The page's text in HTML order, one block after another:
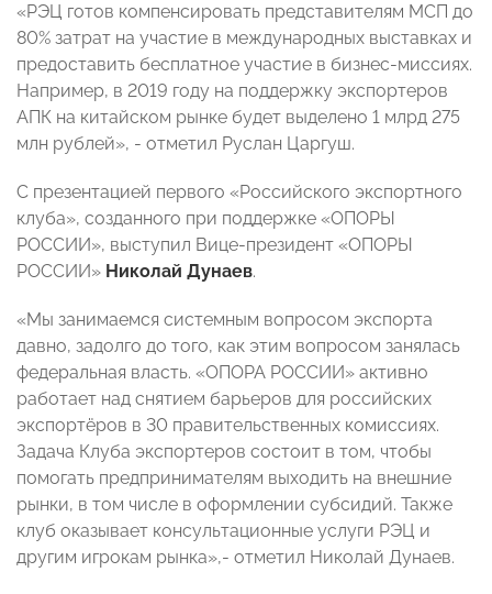
«РЭЦ готов компенсировать представителям МСП до
80% затрат на участие в международных выставках и
предоставить бесплатное участие в бизнес-миссиях.
Например, в 2019 году на поддержку экспортеров
АПК на китайском рынке будет выделено 1 млрд 275
млн рублей», - отметил Руслан Царгуш.
С презентацией первого «Российского экспортного
клуба», созданного при поддержке «ОПОРЫ
РОССИИ», выступил Вице-президент «ОПОРЫ
РОССИИ» Николай Дунаев.
«Мы занимаемся системным вопросом экспорта
давно, задолго до того, как этим вопросом занялась
федеральная власть. «ОПОРА РОССИИ» активно
работает над снятием барьеров для российских
экспортёров в 30 правительственных комиссиях.
Задача Клуба экспортеров состоит в том, чтобы
помогать предпринимателям выходить на внешние
рынки, в том числе в оформлении субсидий. Также
клуб оказывает консультационные услуги РЭЦ и
другим игрокам рынка»,- отметил Николай Дунаев.